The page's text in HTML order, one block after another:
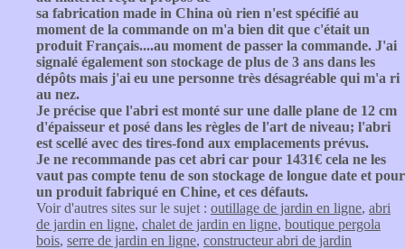
sa fabrication made in China où rien n'est spécifié au
moment de la commande on m'a bien dit que c'était un
produit Français....au moment de passer la commande. J'ai
signalé également son stockage de plus de 3 ans dans les
dépôts mais j'ai eu une personne très désagréable qui m'a ri
au nez.
Je précise que l'abri est monté sur une dalle plane de 12 cm
d'épaisseur et posé dans les règles de l'art de niveau; l'abri
est scellé avec des tires-fond aux emplacements prévus.
Je ne recommande pas cet abri car pour 1431€ cela ne les
vaut pas compte tenu de son stockage de longue date et pour
un produit fabriqué en Chine, et ces défauts.
Voir d'autres sites sur le sujet : outillage de jardin en ligne, abri
de jardin en ligne, chalet de jardin en ligne, boutique pergola
bois, serre de jardin en ligne, constructeur abri de jardin